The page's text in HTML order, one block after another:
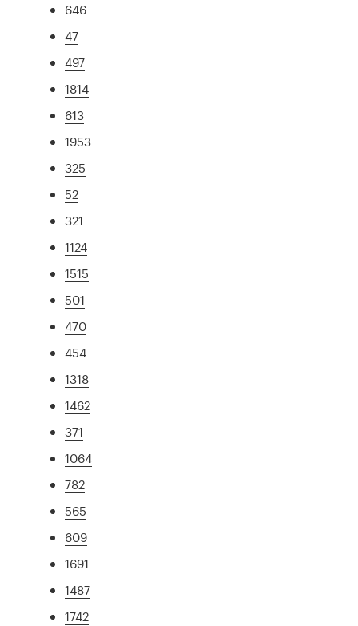
646
47
497
1814
613
1953
325
52
321
1124
1515
501
470
454
1318
1462
371
1064
782
565
609
1691
1487
1742